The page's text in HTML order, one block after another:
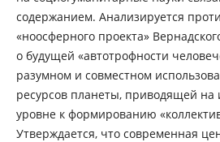
содержанием. Анализируется
«ноосферного проекта»
о будущей «автотрофности
разумном и совместном
ресурсов планеты, приводящей на
уровне к формированию
Утверждается, что современная